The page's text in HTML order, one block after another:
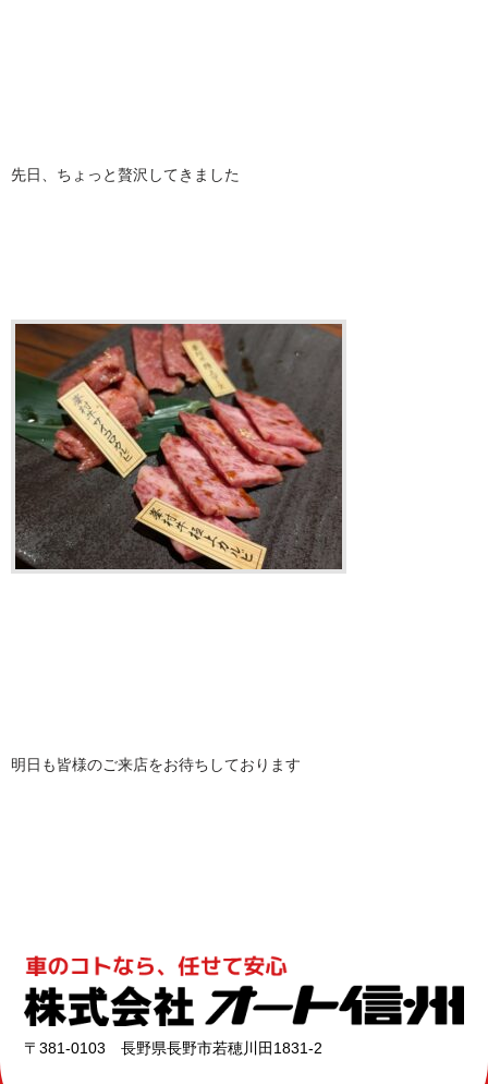
先日、ちょっと贅沢してきました
明日も皆様のご来店をお待ちしております
〒381-0103 長野県長野市若穂川田1831-2